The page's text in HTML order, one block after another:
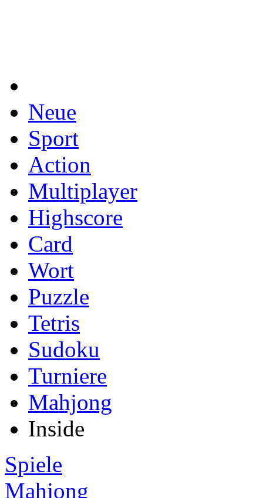
Neue
Sport
Action
Multiplayer
Highscore
Card
Wort
Puzzle
Tetris
Sudoku
Turniere
Mahjong
Inside
Spiele
Mahjong